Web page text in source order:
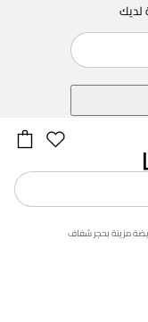
لديك
مزينة بحجر شفاف